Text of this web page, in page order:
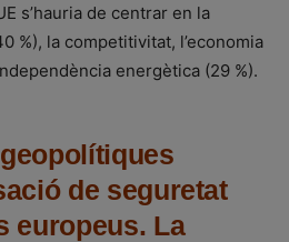
s’hauria de centrar en la
%), la competitivitat, l’economia
energètica (29 %).
de seguretat
europeus. La